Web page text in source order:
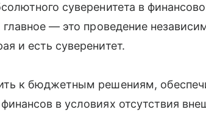
суверенитета в
— это проведение
и есть суверенитет.
к бюджетным решениям,
в условиях отсутствия